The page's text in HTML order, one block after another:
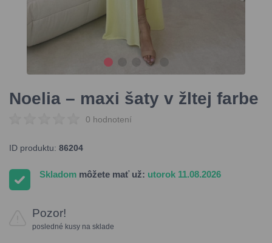
Noelia – maxi šaty v žltej farbe
0 hodnotení
ID produktu: 86204
Skladom môžete mať už: utorok 11.08.2026
Pozor!
posledné kusy na sklade